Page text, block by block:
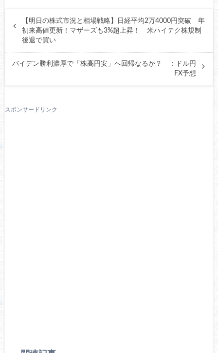
【明日の株式市況と相場戦略】日経平均2万4000円突破 年
初来高値更新！マザーズも3%超上昇！ 米ハイテク株規制
後退で買い
バイデン勝利濃厚で「株高円安」へ回帰なるか？ ：ドル円
FX予想
スポンサードリンク